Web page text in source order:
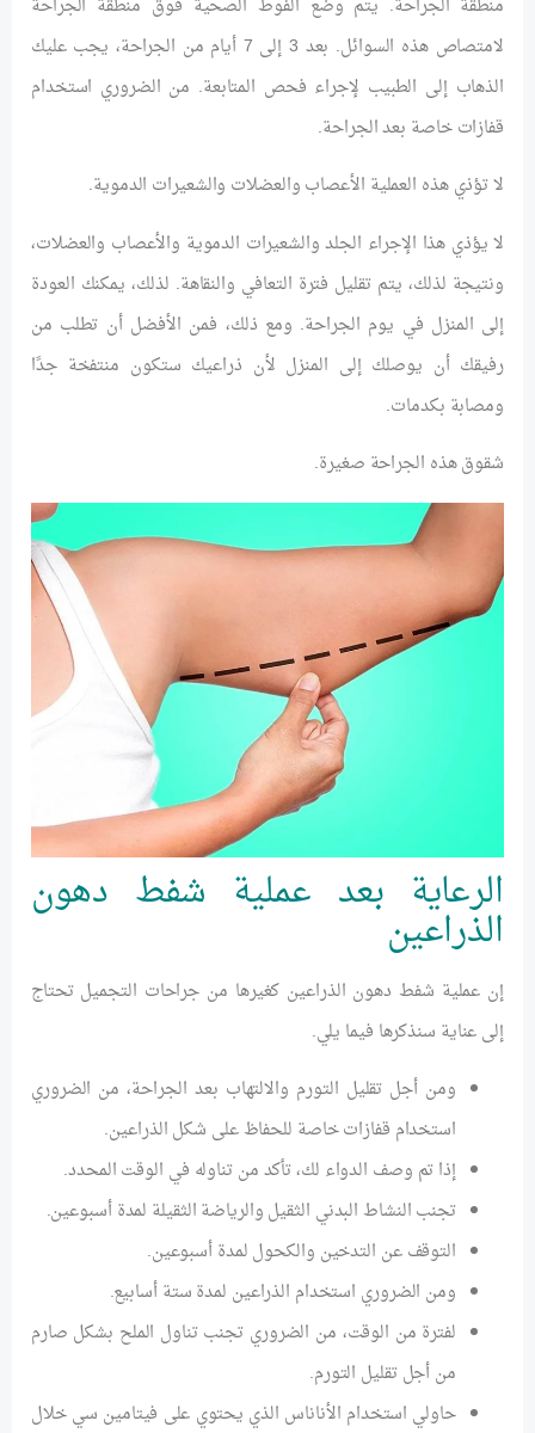
منطقة الجراحة. يتم وضع الفوط الصحية فوق منطقة الجراحة
لامتصاص هذه السوائل. بعد 3 إلى 7 أيام من الجراحة، يجب عليك
الذهاب إلى الطبيب لإجراء فحص المتابعة. من الضروري استخدام
قفازات خاصة بعد الجراحة.
لا تؤذي هذه العملية الأعصاب والعضلات والشعيرات الدموية.
لا يؤذي هذا الإجراء الجلد والشعيرات الدموية والأعصاب والعضلات،
ونتيجة لذلك، يتم تقليل فترة التعافي والنقاهة. لذلك، يمكنك العودة
إلى المنزل في يوم الجراحة. ومع ذلك، فمن الأفضل أن تطلب من
رفيقك أن يوصلك إلى المنزل لأن ذراعيك ستكون منتفخة جدًا
ومصابة بكدمات.
شقوق هذه الجراحة صغيرة.
الرعاية بعد عملية شفط دهون
الذراعين
إن عملية شفط دهون الذراعين كغيرها من جراحات التجميل تحتاج
إلى عناية سنذكرها فيما يلي.
ومن أجل تقليل التورم والالتهاب بعد الجراحة، من الضروري
استخدام قفازات خاصة للحفاظ على شكل الذراعين.
إذا تم وصف الدواء لك، تأكد من تناوله في الوقت المحدد.
تجنب النشاط البدني الثقيل والرياضة الثقيلة لمدة أسبوعين.
التوقف عن التدخين والكحول لمدة أسبوعين.
ومن الضروري استخدام الذراعين لمدة ستة أسابيع.
لفترة من الوقت، من الضروري تجنب تناول الملح بشكل صارم
من أجل تقليل التورم.
حاولي استخدام الأناناس الذي يحتوي على فيتامين سي خلال